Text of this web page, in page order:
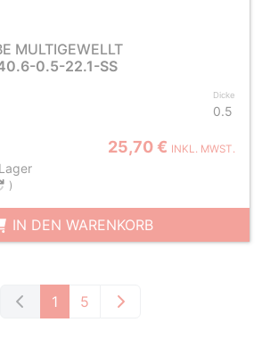
MULTIGEWELLT
0.5-22.1-SS
Dicke
0.5
25,70 € INKL. MWST.
)
IN DEN WARENKORB
1 5